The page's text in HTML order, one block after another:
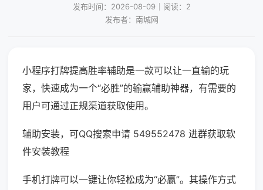
发布时间：2026-08-09｜阅读：2
发布者：南城网
小程序打牌提高胜率辅助是一款可以让一直输的玩
家，快速成为一个“必胜”的输赢辅助神器，有需要的
用户可通过正规渠道获取使用。
辅助安装，可QQ搜索申请 549552478 进群获取软
件安装教程
手机打牌可以一键让你轻松成为“必赢”。其操作方式